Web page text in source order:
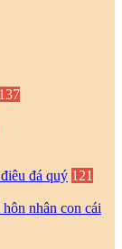
137
đá quý 121
nhân con cái